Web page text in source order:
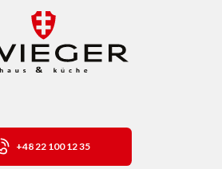
+48 22 100 12 35